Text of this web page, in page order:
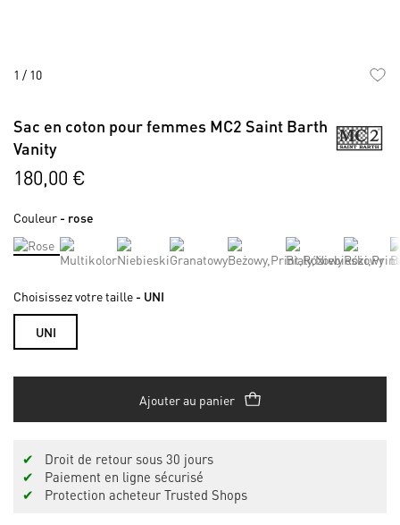
1 / 10
the
beginning
gallery
Sac en coton pour femmes MC2 Saint Barth
Vanity
180,00 €
Couleur - rose
Choisissez votre taille - UNI
UNI
Ajouter au panier
✔
Droit de retour sous 30 jours
✔
Paiement en ligne sécurisé
✔
Protection acheteur Trusted Shops